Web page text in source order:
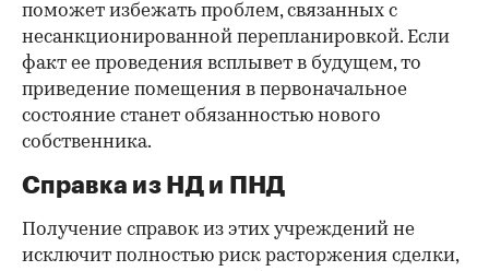
поможет избежать проблем, связанных с
несанкционированной перепланировкой. Если
факт ее проведения всплывет в будущем, то
приведение помещения в первоначальное
состояние станет обязанностью нового
собственника.
Справка из НД и ПНД
Получение справок из этих учреждений не
исключит полностью риск расторжения сделки,